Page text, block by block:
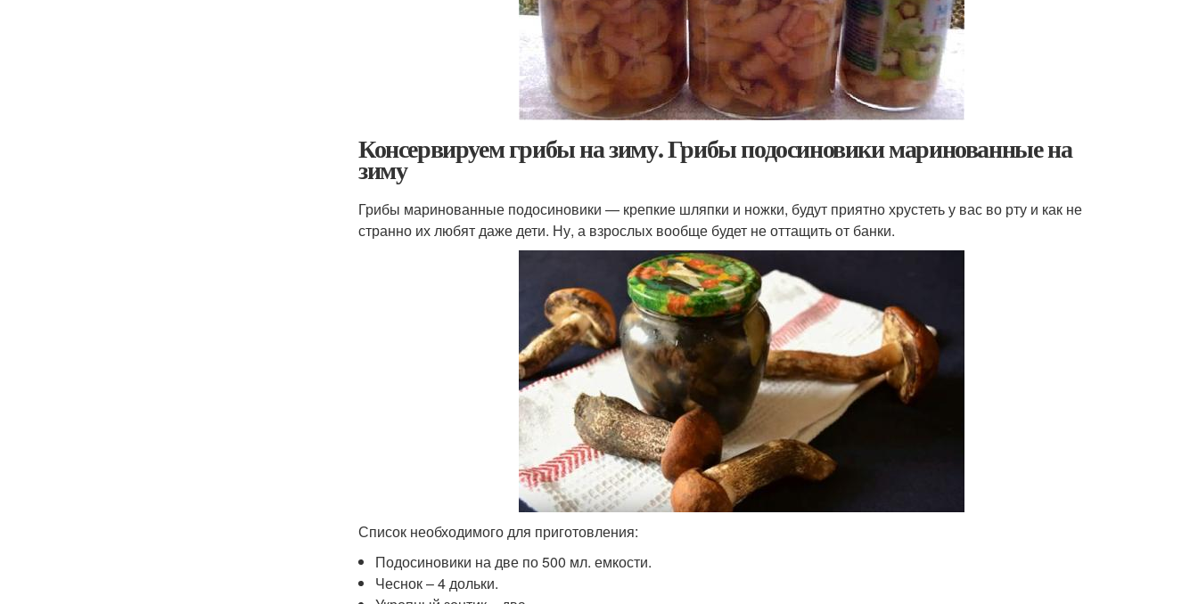
Консервируем грибы на зиму. Грибы подосиновики маринованные на
зиму
Грибы маринованные подосиновики — крепкие шляпки и ножки, будут приятно хрустеть у вас во рту и как не
странно их любят даже дети. Ну, а взрослых вообще будет не оттащить от банки.
Список необходимого для приготовления:
Подосиновики на две по 500 мл. емкости.
Чеснок – 4 дольки.